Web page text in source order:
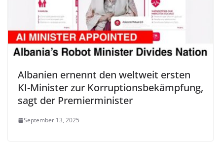
Albanien ernennt den weltweit ersten
KI-Minister zur Korruptionsbekämpfung,
sagt der Premierminister
September 13, 2025